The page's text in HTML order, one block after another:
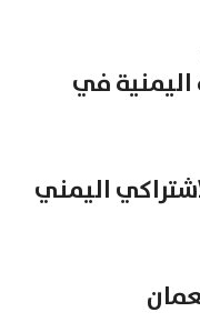
في
اليمني